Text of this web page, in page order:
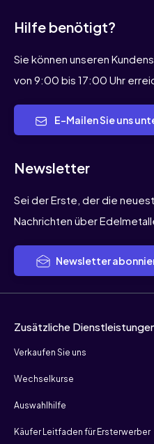
Hilfe benötigt?
Sie können unseren
von 9:00 bis 17:00 Uhr
E-Mailen Sie uns
Newsletter
Sei der Erste, der die
Nachrichten über
Newsletter
Zusätzliche
Verkaufen Sie uns
Wechselkurse
Auswahlhilfe
Käufer Leitfaden für Ersterwerber